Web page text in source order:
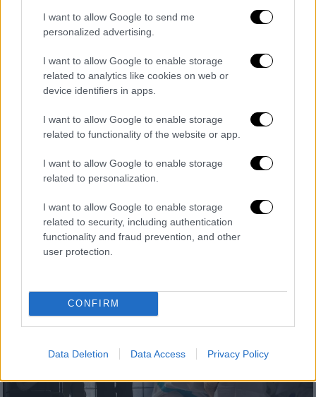
I want to allow Google to send me
personalized advertising.
I want to allow Google to enable storage
related to analytics like cookies on web or
device identifiers in apps.
I want to allow Google to enable storage
related to functionality of the website or app.
I want to allow Google to enable storage
related to personalization.
I want to allow Google to enable storage
related to security, including authentication
functionality and fraud prevention, and other
user protection.
CONFIRM
Data Deletion Data Access Privacy Policy
Ελλάδα|22.03.2021 19:17
Κορονοϊός: 12 οι νεκροί στη Μαλεσίνα -
Αρνητές και γάμος αύξησαν τα
κρούσματα
Κατά το δήμαρχο Λοκρών, Αθανάσιο
Ζεκεντέ, η Μαλεσίνα και το χωριό Καλοπόδι
μετρά μέχρι στιγμής δώδεκα νεκρούς, ενώ
αυτήν τη στιγμή ξεπερνούν τους 50 οι
άνθρωποι που νοσηλεύονται στα
νοσοκομεία της Λαμίας, του Βόλου και της
Λάρισας, γεγονός που δημιουργεί έντονους
φόβους ότι ο αριθμός των νεκρών θα
αυξηθεί